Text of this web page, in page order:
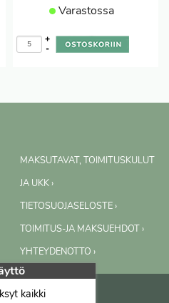
Varastossa
-
+
MAKSUTAVAT, TOIMITUSKULUT
JA UKK ›
TIETOSUOJASELOSTE ›
TOIMITUS-JA MAKSUEHDOT ›
YHTEYDENOTTO ›
kaikki